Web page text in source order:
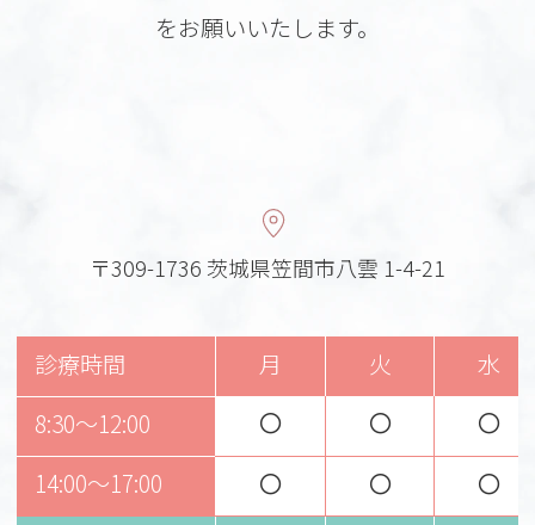
をお願いいたします。
〒309-1736 茨城県笠間市八雲 1-4-21
診療時間 月 火
水
8:30～12:00
〇 〇
〇
14:00～17:00
〇 〇
〇